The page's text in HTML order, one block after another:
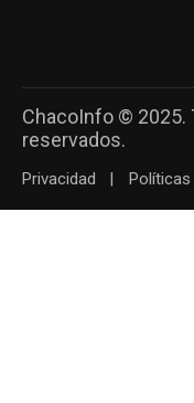
ChacoInfo © 2025.
reservados.
Privacidad Políticas